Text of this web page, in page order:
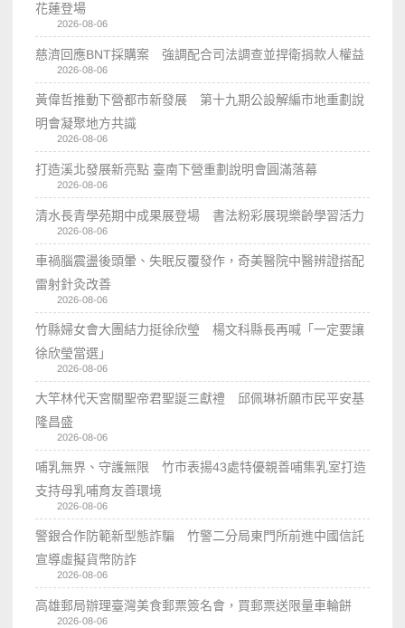
花蓮登場
2026-08-06
慈濟回應BNT採購案 強調配合司法調查並捍衛捐款人權益
2026-08-06
黃偉哲推動下營都市新發展 第十九期公設解編市地重劃說
明會凝聚地方共識
2026-08-06
打造溪北發展新亮點 臺南下營重劃說明會圓滿落幕
2026-08-06
清水長青學苑期中成果展登場 書法粉彩展現樂齡學習活力
2026-08-06
車禍腦震盪後頭暈、失眠反覆發作，奇美醫院中醫辨證搭配
雷射針灸改善
2026-08-06
竹縣婦女會大團結力挺徐欣瑩 楊文科縣長再喊「一定要讓
徐欣瑩當選」
2026-08-06
大竿林代天宮關聖帝君聖誕三獻禮 邱佩琳祈願市民平安基
隆昌盛
2026-08-06
哺乳無界、守護無限 竹市表揚43處特優親善哺集乳室打造
支持母乳哺育友善環境
2026-08-06
警銀合作防範新型態詐騙 竹警二分局東門所前進中國信託
宣導虛擬貨幣防詐
2026-08-06
高雄郵局辦理臺灣美食郵票簽名會，買郵票送限量車輪餅
2026-08-06